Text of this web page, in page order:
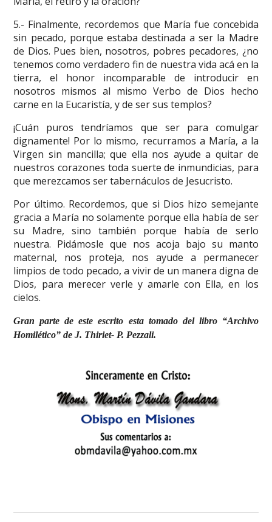
5.- Finalmente, recordemos que María fue concebida
sin pecado, porque estaba destinada a ser la Madre
de Dios. Pues bien, nosotros, pobres pecadores, ¿no
tenemos como verdadero fin de nuestra vida acá en la
tierra, el honor incomparable de introducir en
nosotros mismos al mismo Verbo de Dios hecho
carne en la Eucaristía, y de ser sus templos?
¡Cuán puros tendríamos que ser para comulgar
dignamente! Por lo mismo, recurramos a María, a la
Virgen sin mancilla; que ella nos ayude a quitar de
nuestros corazones toda suerte de inmundicias, para
que merezcamos ser tabernáculos de Jesucristo.
Por último. Recordemos, que si Dios hizo semejante
gracia a María no solamente porque ella había de ser
su Madre, sino también porque había de serlo
nuestra. Pidámosle que nos acoja bajo su manto
maternal, nos proteja, nos ayude a permanecer
limpios de todo pecado, a vivir de un manera digna de
Dios, para merecer verle y amarle con Ella, en los
cielos.
Gran parte de este escrito esta tomado del libro “Archivo
Homilético” de J. Thiriet- P. Pezzali.